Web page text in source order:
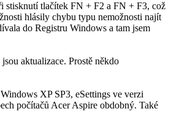
stisknutí tlačítek FN + F2 a FN + F3, což
hlásily chybu typu nemožnosti najít
do Registru Windows a tam jsem
aktualizace. Prostě někdo
XP SP3, eSettings ve verzi
počítačů Acer Aspire obdobný. Také